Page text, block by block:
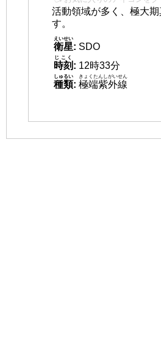
活動領域が多く、極大
す。
衛星
えいせい
: SDO
時刻
じこく
: 12時33分
種類
しゅるい
: 極端紫外線
きょくたんしがいせん